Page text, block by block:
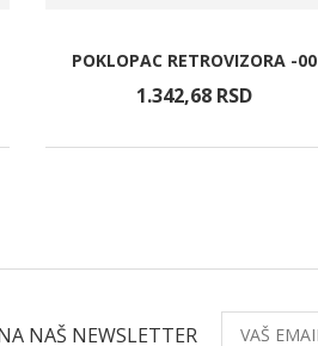
POKLOPAC RETROVIZORA -00
1.342,68 RSD
NAŠ NEWSLETTER